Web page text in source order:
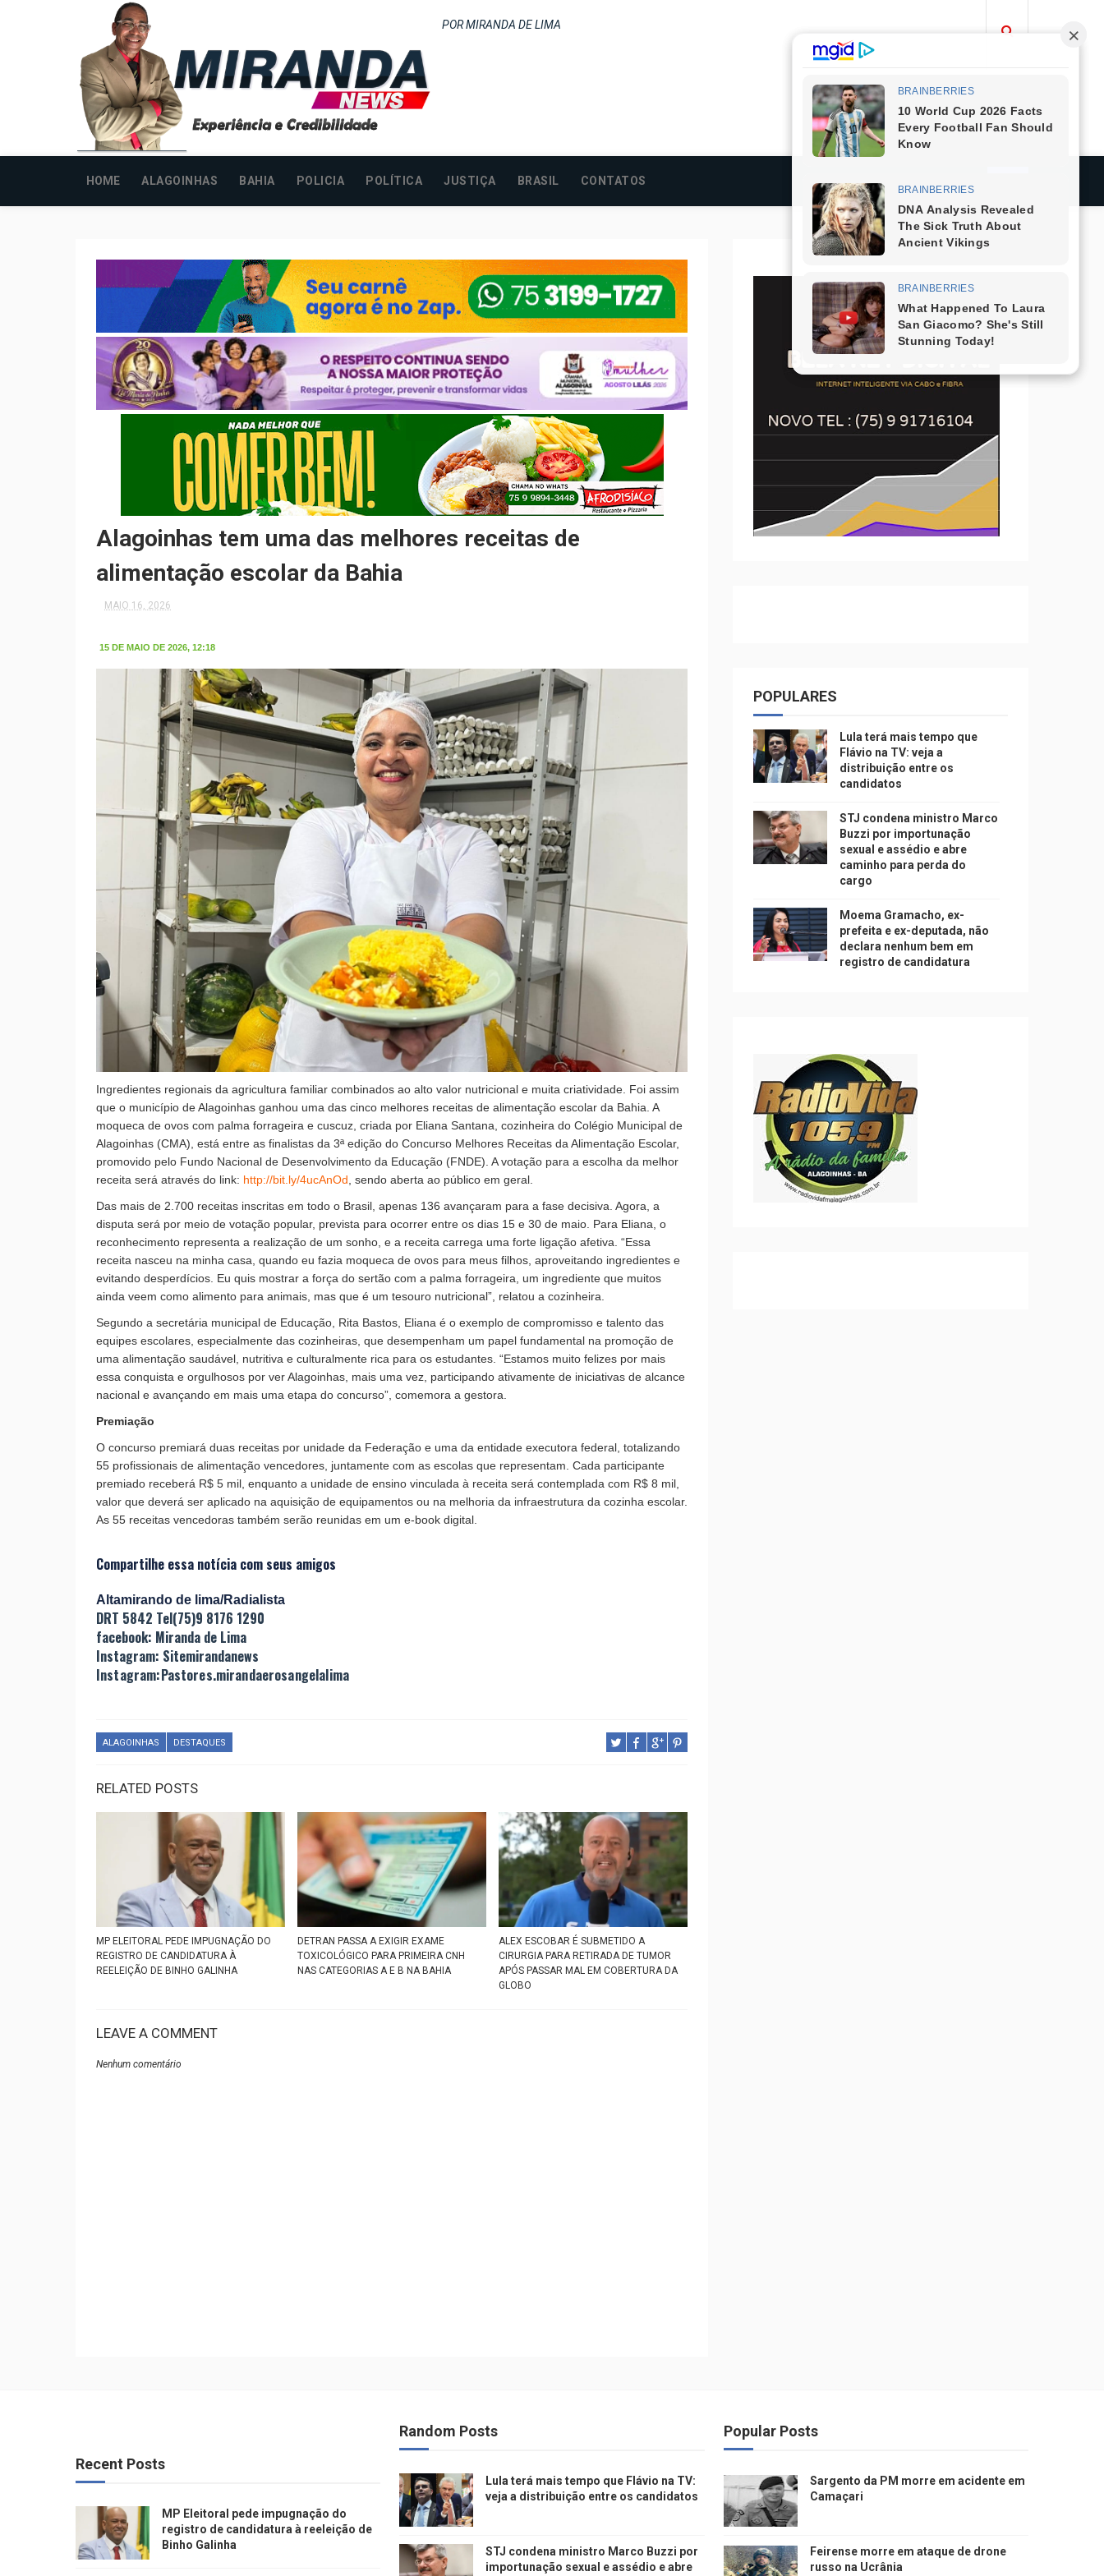
POR MIRANDA DE LIMA
HOME ALAGOINHAS BAHIA POLICIA POLÍTICA JUSTIÇA BRASIL CONTATOS
Alagoinhas tem uma das melhores receitas de
alimentação escolar da Bahia
MAIO 16, 2026
15 DE MAIO DE 2026, 12:18
Ingredientes regionais da agricultura familiar combinados ao alto valor nutricional e muita criatividade. Foi assim
que o município de Alagoinhas ganhou uma das cinco melhores receitas de alimentação escolar da Bahia. A
moqueca de ovos com palma forrageira e cuscuz, criada por Eliana Santana, cozinheira do Colégio Municipal de
Alagoinhas (CMA), está entre as finalistas da 3ª edição do Concurso Melhores Receitas da Alimentação Escolar,
promovido pelo Fundo Nacional de Desenvolvimento da Educação (FNDE). A votação para a escolha da melhor
receita será através do link: http://bit.ly/4ucAnOd, sendo aberta ao público em geral.
Das mais de 2.700 receitas inscritas em todo o Brasil, apenas 136 avançaram para a fase decisiva. Agora, a
disputa será por meio de votação popular, prevista para ocorrer entre os dias 15 e 30 de maio. Para Eliana, o
reconhecimento representa a realização de um sonho, e a receita carrega uma forte ligação afetiva. “Essa
receita nasceu na minha casa, quando eu fazia moqueca de ovos para meus filhos, aproveitando ingredientes e
evitando desperdícios. Eu quis mostrar a força do sertão com a palma forrageira, um ingrediente que muitos
ainda veem como alimento para animais, mas que é um tesouro nutricional”, relatou a cozinheira.
Segundo a secretária municipal de Educação, Rita Bastos, Eliana é o exemplo de compromisso e talento das
equipes escolares, especialmente das cozinheiras, que desempenham um papel fundamental na promoção de
uma alimentação saudável, nutritiva e culturalmente rica para os estudantes. “Estamos muito felizes por mais
essa conquista e orgulhosos por ver Alagoinhas, mais uma vez, participando ativamente de iniciativas de alcance
nacional e avançando em mais uma etapa do concurso”, comemora a gestora.
Premiação
O concurso premiará duas receitas por unidade da Federação e uma da entidade executora federal, totalizando
55 profissionais de alimentação vencedores, juntamente com as escolas que representam. Cada participante
premiado receberá R$ 5 mil, enquanto a unidade de ensino vinculada à receita será contemplada com R$ 8 mil,
valor que deverá ser aplicado na aquisição de equipamentos ou na melhoria da infraestrutura da cozinha escolar.
As 55 receitas vencedoras também serão reunidas em um e-book digital.
Compartilhe essa notícia com seus amigos
Altamirando de lima/Radialista
DRT 5842 Tel(75)9 8176 1290
facebook: Miranda de Lima
Instagram: Sitemirandanews
Instagram:Pastores.mirandaerosangelalima
ALAGOINHAS DESTAQUES
RELATED POSTS
MP ELEITORAL PEDE IMPUGNAÇÃO DO
REGISTRO DE CANDIDATURA À
REELEIÇÃO DE BINHO GALINHA
DETRAN PASSA A EXIGIR EXAME
TOXICOLÓGICO PARA PRIMEIRA CNH
NAS CATEGORIAS A E B NA BAHIA
ALEX ESCOBAR É SUBMETIDO A
CIRURGIA PARA RETIRADA DE TUMOR
APÓS PASSAR MAL EM COBERTURA DA
GLOBO
LEAVE A COMMENT
Nenhum comentário
POPULARES
Lula terá mais tempo que
Flávio na TV: veja a
distribuição entre os
candidatos
STJ condena ministro Marco
Buzzi por importunação
sexual e assédio e abre
caminho para perda do
cargo
Moema Gramacho, ex-
prefeita e ex-deputada, não
declara nenhum bem em
registro de candidatura
Recent Posts
MP Eleitoral pede impugnação do
registro de candidatura à reeleição de
Binho Galinha
Random Posts
Lula terá mais tempo que Flávio na TV:
veja a distribuição entre os candidatos
STJ condena ministro Marco Buzzi por
importunação sexual e assédio e abre
Popular Posts
Sargento da PM morre em acidente em
Camaçari
Feirense morre em ataque de drone
russo na Ucrânia